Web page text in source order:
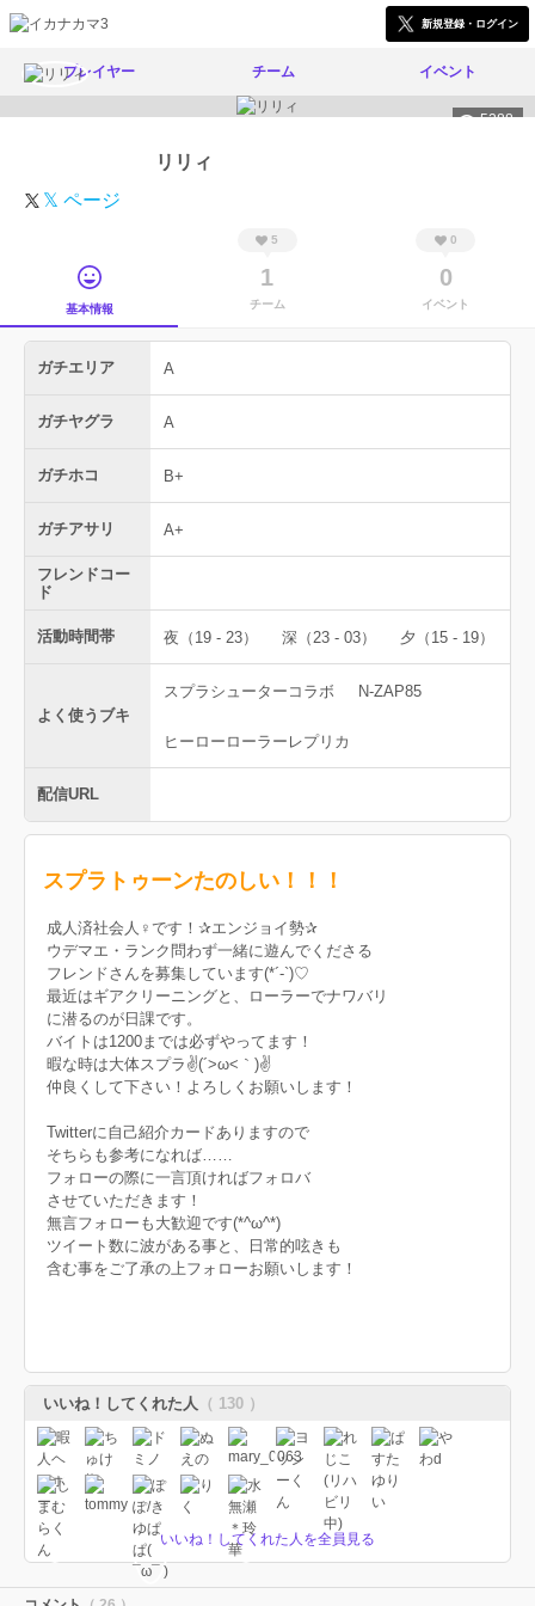
新規登録・ログイン
プレイヤー チーム イベント
5288
リリィ
𝕏 ページ
基本情報
5
1
チーム
0
0
イベント
ガチエリア A
ガチヤグラ A
ガチホコ B+
ガチアサリ A+
フレンドコー
ド
活動時間帯 夜（19 - 23） 深（23 - 03） 夕（15 - 19）
よく使うブキ
スプラシューターコラボ N-ZAP85
ヒーローローラーレプリカ
配信URL
スプラトゥーンたのしい！！！
成人済社会人♀です！✰エンジョイ勢✰
ウデマエ・ランク問わず一緒に遊んでくださる
フレンドさんを募集しています(*´-`)♡
最近はギアクリーニングと、ローラーでナワバリ
に潜るのが日課です。
バイトは1200までは必ずやってます！
暇な時は大体スプラ✌(´>ω<｀)✌
仲良くして下さい！よろしくお願いします！
Twitterに自己紹介カードありますので
そちらも参考になれば……
フォローの際に一言頂ければフォロバ
させていただきます！
無言フォローも大歓迎です(*^ω^*)
ツイート数に波がある事と、日常的呟きも
含む事をご了承の上フォローお願いします！
いいね！してくれた人 （ 130 ）
いいね！してくれた人を全員見る